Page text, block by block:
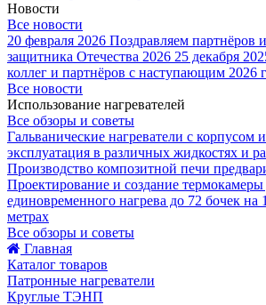
Новости
Все новости
20 февраля 2026 Поздравляем партнёров
защитника Отечества 2026 25 декабря
коллег и партнёров с наступающим 2026
Все новости
Использование нагревателей
Все обзоры и советы
Гальванические нагреватели с корпусом
эксплуатация в различных жидкостях и
Производство композитной печи
Проектирование и создание термокамеры
единовременного нагрева до 72 бочек на
метрах
Все обзоры и советы
Главная
Каталог товаров
Патронные нагреватели
Круглые ТЭНП